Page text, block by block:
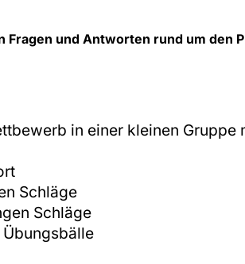
Fragen und Antworten rund um den
in einer kleinen Gruppe
Schläge
Schläge